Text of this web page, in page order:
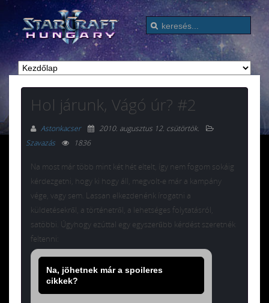
Hol járunk, Vágó úr? #2
Astonkacser 2010. augusztus 12. csütörtök.
Szavazás
1836
Na most már több mint két hét eltelt, így nem fogom sokáig
kérdezgetni, hogy ki hogy áll, megvolt-e már a kampány
vége, vagy sem. Lassan elkezdenénk írogatni a
küldetésekről, a történetről, a lehetséges folytatásról,
satöbbi. Úgyhogy ezúttal egy egyszerűbb kérdést szeretnék
feltenni:
Na, jöhetnek már a spoileres
cikkek?